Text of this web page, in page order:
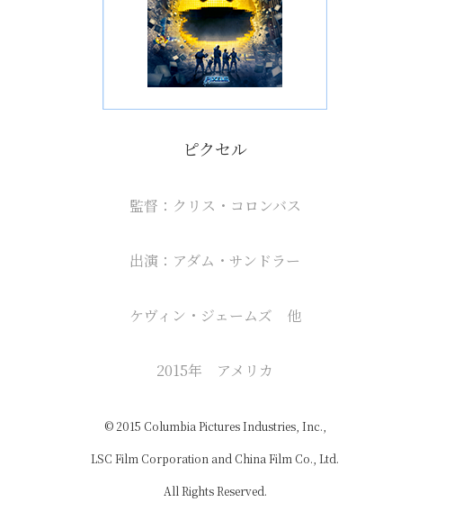
ピクセル
監督：クリス・コロンバス
出演：アダム・サンドラー
ケヴィン・ジェームズ 他
2015年 アメリカ
© 2015 Columbia Pictures Industries, Inc.,
LSC Film Corporation and China Film Co., Ltd.
All Rights Reserved.